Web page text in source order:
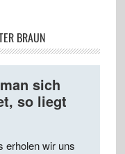
BRAUN
sich
so liegt
erholen wir uns